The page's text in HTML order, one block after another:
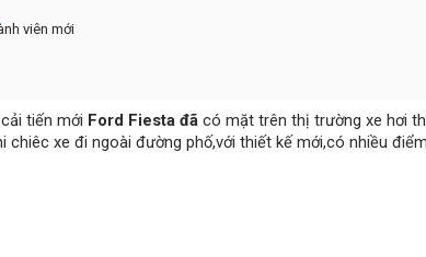
viên mới
tiến mới Ford Fiesta đã có mặt trên thị trường xe hơi
chiêc xe đi ngoài đường phố,với thiết kế mới,có nhiều